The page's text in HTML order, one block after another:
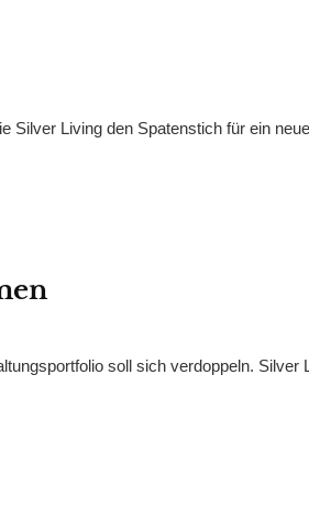
Silver Living den Spatenstich für ein
soll sich verdoppeln. Silver